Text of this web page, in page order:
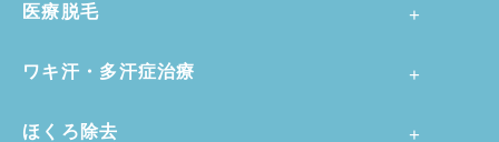
医療脱毛
ワキ汗・多汗症治療
ほくろ除去